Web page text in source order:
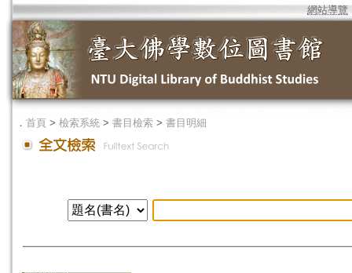
網站導覽
． 首頁 > 檢索系統 > 書目檢索 > 書目明細